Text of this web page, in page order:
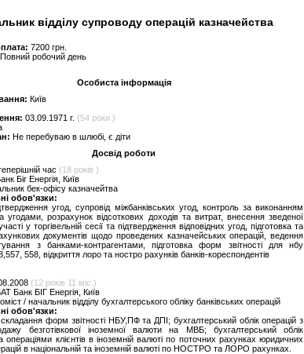
відділу супроводу операцій казначейства
7200 грн.
Повний робочий день
Особиста інформація
Київ
03.09.1971 г. (54 роки )
Не перебуваю в шлюбі, є діти
Досвід роботи
час (18 років )
Біг Енергія, Київ
бек-офісу казначейтва
обов'язки:
угод, супровід міжбанківських угод, контроль за виконанням
угодами, розрахунок відсоткових доходів та витрат, внесення зведеної
у торгівельній сесії та підтвердження відповідних угод, підготовка та
документів щодо проведених казначейських операцій, ведення
з банками-контрагентами, підготовка форм звітності для нбу
558, відкриття лоро та ностро рахунків банків-кореспондентів
(12 років 11 міс.)
Банк БІГ Енергія, Київ
/ начальник відділу бухгалтерського обліку банківських операцій
обов'язки:
складання форм звітності НБУ,ПФ та ДПІ; бухгалтерський облік операцій з
безготівкової іноземної валюти на МВБ; бухгалтерський облік
операціями клієнтів в іноземній валюті по поточних рахунках юридичних
в національній та іноземній валюті по НОСТРО та ЛОРО рахунках.